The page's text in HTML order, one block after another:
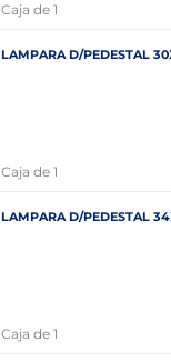
Caja de 1
LAMPARA D/PEDESTAL
Caja de 1
LAMPARA D/PEDESTAL
Caja de 1